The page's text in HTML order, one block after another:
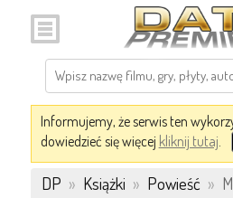
Informujemy, że serwis ten
dowiedzieć się więcej kliknij tutaj.
DP » Książki » Powieść »